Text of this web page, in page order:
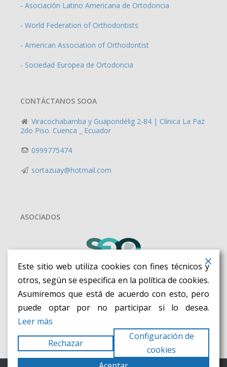
- Asociación Latino Americana de Ortodoncia
- World Federation of Orthodontists
- American Association of Orthodontist
- Sociedad Europea de Ortodoncia
CONTÁCTANOS SOOA
Viracochabamba y Guapondélig 2-84 | Clínica La Paz
2do Piso. Cuenca _ Ecuador
0999775474
sortazuay@hotmail.com
ASOCIADOS
Este sitio web utiliza cookies con fines técnicos y
otros, según se especifica en la política de cookies.
Asumiremos que está de acuerdo con esto, pero
puede optar por no participar si lo desea.
Leer más
Rechazar
Configuración de
cookies